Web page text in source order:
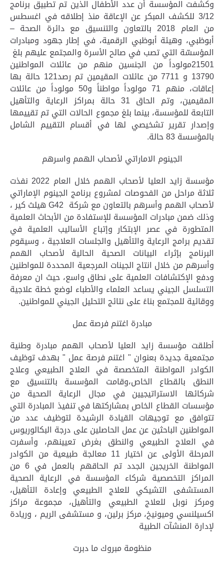
وكشفت المؤسسة أن عدد الأطفال الذين تم تطبيق برنامج
3/12 للكشف المبكر عن الإعاقة منذ إطلاقه في اغسطس
من العام 2018 بالتعاون والتنسيق مع دائرة الصحة –
أبوظبي، وهيئة أبوظبي الرقمية، في إطار جهود ومبادرات
المؤسسّة التي تصب في صالح الأسرة والمجتمع عليهم بلغ
21501مولوداً من الجنسين منهم من عائلات المواطنين
13790 و 7711 من عائلات المقيمين تم رصد121 حالة بها
إعاقات، منهم 71 مولوداً مواطناً و50 مولوداً من عائلات
المقيمين، وتم الحاق 31 حالة بمراكز الرعاية والتأهيل
التابعة للمؤسسة، بينما بلغ مجموع الحالات التي تم تقييمها
وإصدار تقرير تشخيصي لها في أقسام التقييم الشامل
بالمؤسسة 83 حالة.
الجينوم الاماراتي لأصحاب الهمم واسرهم
مؤسسة زايد العليا لأصحاب الهمم خلال العام 2022 نفذت
ثلاثة مراحل من الفحوصات لمشروع برنامج الجينوم الإماراتي
لأصحاب الهمم وأسرهم بالتعاون مع شركة G42 ‎هيلث كير ،
وذلك ضمن مبادرات المؤسسة للإستفادة من الأبحاث العلمية
المتطورة في عصر الإبتكار وإتباع الأساليب العلمية في
تقديم برامج الرعاية والتأهيل والجلسات العلاجية ، وسيقوم
البرنامج بإثراء البيانات الصحية الحالية لأصحاب الهمم
وأسرهم من خلال انتاج الجينات المرجعية المحددة للمواطنين
ودفع الإكتشافات العلمية على نطاق واسع، حيث ان معرفة
التسلسل الجيني يساعد العلماء والأطباء لوضع خطة علاجية
ووقائية للمجتمع بناءً على نتائج التحليل الجيني للمواطنين.
مبادرة اغتنم فرصة عمل
أطلقت مؤسسة زايد العليا لأصحاب الهمم مبادرة وطنية
مجتمعية جديدة بعنوان " اغتنم فرصة عمل " بهدف توظيف
الكوادر المواطنة المتخصصة في العلاج الطبيعي وعلاج
النطق بالقطاع الخاص،وقامت المؤسسة بالتنسيق مع
شركائها الاستراتيجيين في مجال الرعاية الصحية من
مؤسسات القطاع الخاص بمشاركتها في تنفيذ المبادرة التي
تتوافق مع توجيهات القيادة الرشيدة لتوظيف عدد من
المواطنين الباحثين عن عمل الحاصلين على درجة البكالوريوس
في العلاج الطبيعي والنطق بغرض تعيينهم، وأسفرت
المرحلة الأولى عن اختيار 11 معالجة طبيعية من الكوادر
المواطنة الخريجين الجدد تم الحاقهم بالعمل في 6 من
المراكز التخصصية شركاء المؤسسة في الرعاية الصحية
المستشفى التشيكي للعلاج الطبيعي وإعادة التأهيل،
ومركز نوبل للعلاج الطبيعي والتأهيل، مجموعة مراكز
اكسيلنسي وميونيخ، مركز برلين، و مستشفى الريم ، وريادة
لإدارة المنشآت الطبية
منظومة مبروك ما دبرت